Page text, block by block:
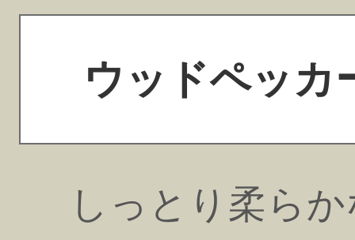
ウッドペッカ
しっとり柔ら